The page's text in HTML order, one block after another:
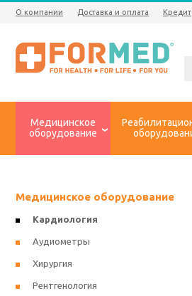
О компании Доставка и оплата Кредит
Медицинское
оборудование
Медицинское оборудование
Кардиология
Аудиометры
Хирургия
Рентгенология